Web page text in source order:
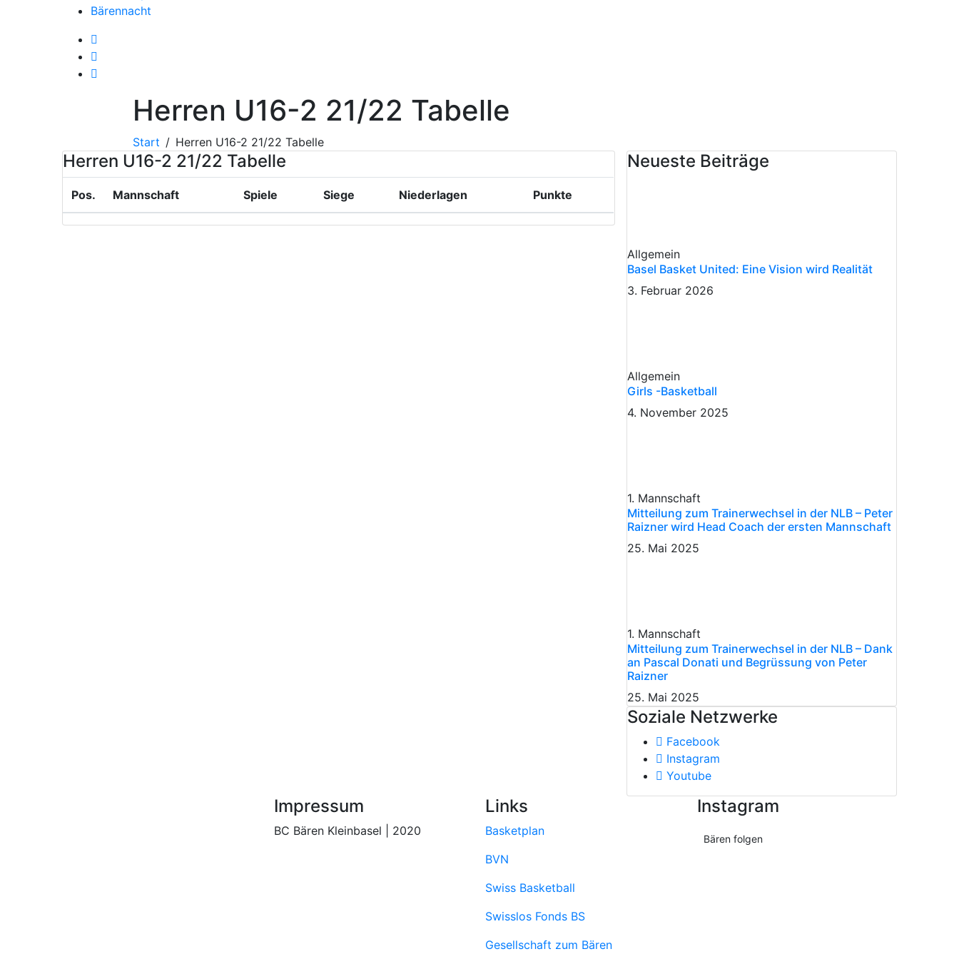
Bärennacht
Herren U16-2 21/22 Tabelle
Start Herren U16-2 21/22 Tabelle
Herren U16-2 21/22 Tabelle
Pos. Mannschaft Spiele Siege Niederlagen Punkte
Neueste Beiträge
Allgemein
Basel Basket United: Eine Vision wird Realität
3. Februar 2026
Allgemein
Girls -Basketball
4. November 2025
1. Mannschaft
Mitteilung zum Trainerwechsel in der NLB – Peter
Raizner wird Head Coach der ersten Mannschaft
25. Mai 2025
1. Mannschaft
Mitteilung zum Trainerwechsel in der NLB – Dank
an Pascal Donati und Begrüssung von Peter
Raizner
25. Mai 2025
Soziale Netzwerke
Facebook
Instagram
Youtube
Impressum
BC Bären Kleinbasel | 2020
Links
Basketplan
BVN
Swiss Basketball
Swisslos Fonds BS
Gesellschaft zum Bären
Instagram
Bären folgen